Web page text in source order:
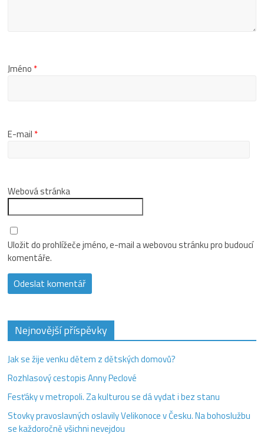
Jméno *
E-mail *
Webová stránka
Uložit do prohlížeče jméno, e-mail a webovou stránku pro budoucí
komentáře.
Nejnovější příspěvky
Jak se žije venku dětem z dětských domovů?
Rozhlasový cestopis Anny Peclové
Fesťáky v metropoli. Za kulturou se dá vydat i bez stanu
Stovky pravoslavných oslavily Velikonoce v Česku. Na bohoslužbu
se každoročně všichni nevejdou